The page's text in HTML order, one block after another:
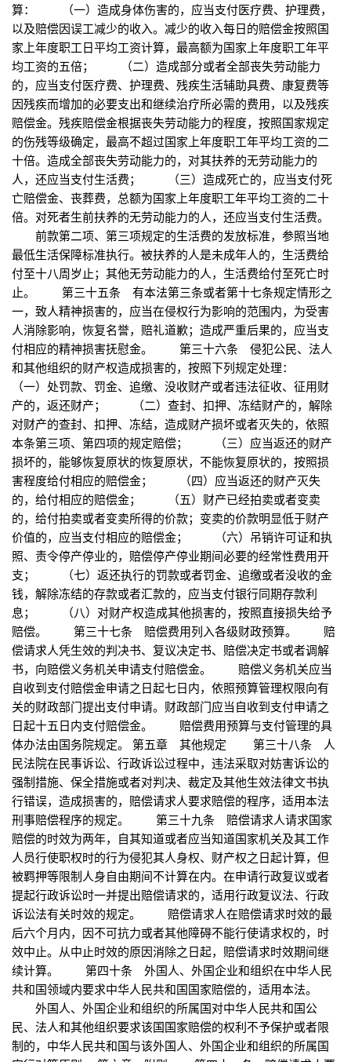
算： （一）造成身体伤害的，应当支付医疗费、护理费，
以及赔偿因误工减少的收入。减少的收入每日的赔偿金按照国
家上年度职工日平均工资计算，最高额为国家上年度职工年平
均工资的五倍； （二）造成部分或者全部丧失劳动能力
的，应当支付医疗费、护理费、残疾生活辅助具费、康复费等
因残疾而增加的必要支出和继续治疗所必需的费用，以及残疾
赔偿金。残疾赔偿金根据丧失劳动能力的程度，按照国家规定
的伤残等级确定，最高不超过国家上年度职工年平均工资的二
十倍。造成全部丧失劳动能力的，对其扶养的无劳动能力的
人，还应当支付生活费； （三）造成死亡的，应当支付死
亡赔偿金、丧葬费，总额为国家上年度职工年平均工资的二十
倍。对死者生前扶养的无劳动能力的人，还应当支付生活费。
前款第二项、第三项规定的生活费的发放标准，参照当地
最低生活保障标准执行。被扶养的人是未成年人的，生活费给
付至十八周岁止；其他无劳动能力的人，生活费给付至死亡时
止。 第三十五条 有本法第三条或者第十七条规定情形之
一，致人精神损害的，应当在侵权行为影响的范围内，为受害
人消除影响，恢复名誉，赔礼道歉；造成严重后果的，应当支
付相应的精神损害抚慰金。 第三十六条 侵犯公民、法人
和其他组织的财产权造成损害的，按照下列规定处理：
（一）处罚款、罚金、追缴、没收财产或者违法征收、征用财
产的，返还财产； （二）查封、扣押、冻结财产的，解除
对财产的查封、扣押、冻结，造成财产损坏或者灭失的，依照
本条第三项、第四项的规定赔偿； （三）应当返还的财产
损坏的，能够恢复原状的恢复原状，不能恢复原状的，按照损
害程度给付相应的赔偿金； （四）应当返还的财产灭失
的，给付相应的赔偿金； （五）财产已经拍卖或者变卖
的，给付拍卖或者变卖所得的价款；变卖的价款明显低于财产
价值的，应当支付相应的赔偿金； （六）吊销许可证和执
照、责令停产停业的，赔偿停产停业期间必要的经常性费用开
支； （七）返还执行的罚款或者罚金、追缴或者没收的金
钱，解除冻结的存款或者汇款的，应当支付银行同期存款利
息； （八）对财产权造成其他损害的，按照直接损失给予
赔偿。 第三十七条 赔偿费用列入各级财政预算。 赔
偿请求人凭生效的判决书、复议决定书、赔偿决定书或者调解
书，向赔偿义务机关申请支付赔偿金。 赔偿义务机关应当
自收到支付赔偿金申请之日起七日内，依照预算管理权限向有
关的财政部门提出支付申请。财政部门应当自收到支付申请之
日起十五日内支付赔偿金。 赔偿费用预算与支付管理的具
体办法由国务院规定。 第五章 其他规定 第三十八条 人
民法院在民事诉讼、行政诉讼过程中，违法采取对妨害诉讼的
强制措施、保全措施或者对判决、裁定及其他生效法律文书执
行错误，造成损害的，赔偿请求人要求赔偿的程序，适用本法
刑事赔偿程序的规定。 第三十九条 赔偿请求人请求国家
赔偿的时效为两年，自其知道或者应当知道国家机关及其工作
人员行使职权时的行为侵犯其人身权、财产权之日起计算，但
被羁押等限制人身自由期间不计算在内。在申请行政复议或者
提起行政诉讼时一并提出赔偿请求的，适用行政复议法、行政
诉讼法有关时效的规定。 赔偿请求人在赔偿请求时效的最
后六个月内，因不可抗力或者其他障碍不能行使请求权的，时
效中止。从中止时效的原因消除之日起，赔偿请求时效期间继
续计算。 第四十条 外国人、外国企业和组织在中华人民
共和国领域内要求中华人民共和国国家赔偿的，适用本法。
外国人、外国企业和组织的所属国对中华人民共和国公
民、法人和其他组织要求该国国家赔偿的权利不予保护或者限
制的，中华人民共和国与该外国人、外国企业和组织的所属国